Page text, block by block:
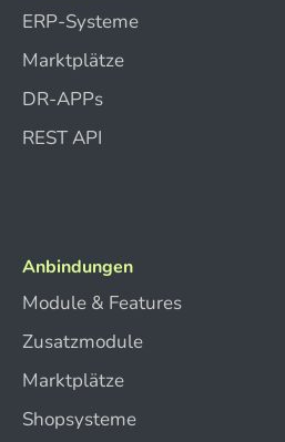
ERP-Systeme
Marktplätze
DR-APPs
REST API
Anbindungen
Module & Features
Zusatzmodule
Marktplätze
Shopsysteme